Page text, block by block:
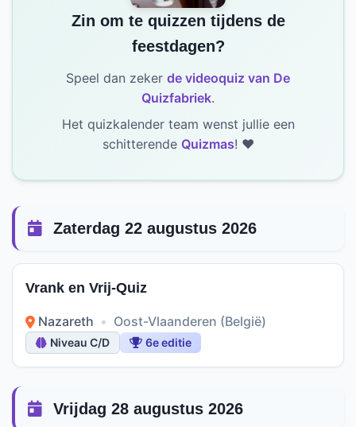
Zin om te quizzen tijdens de
feestdagen?
Speel dan zeker de videoquiz van De
Quizfabriek.
Het quizkalender team wenst jullie een
schitterende Quizmas! ❤️
Zaterdag 22 augustus 2026
Vrank en Vrij-Quiz
Nazareth • Oost-Vlaanderen (België)
Niveau C/D 6e editie
Vrijdag 28 augustus 2026